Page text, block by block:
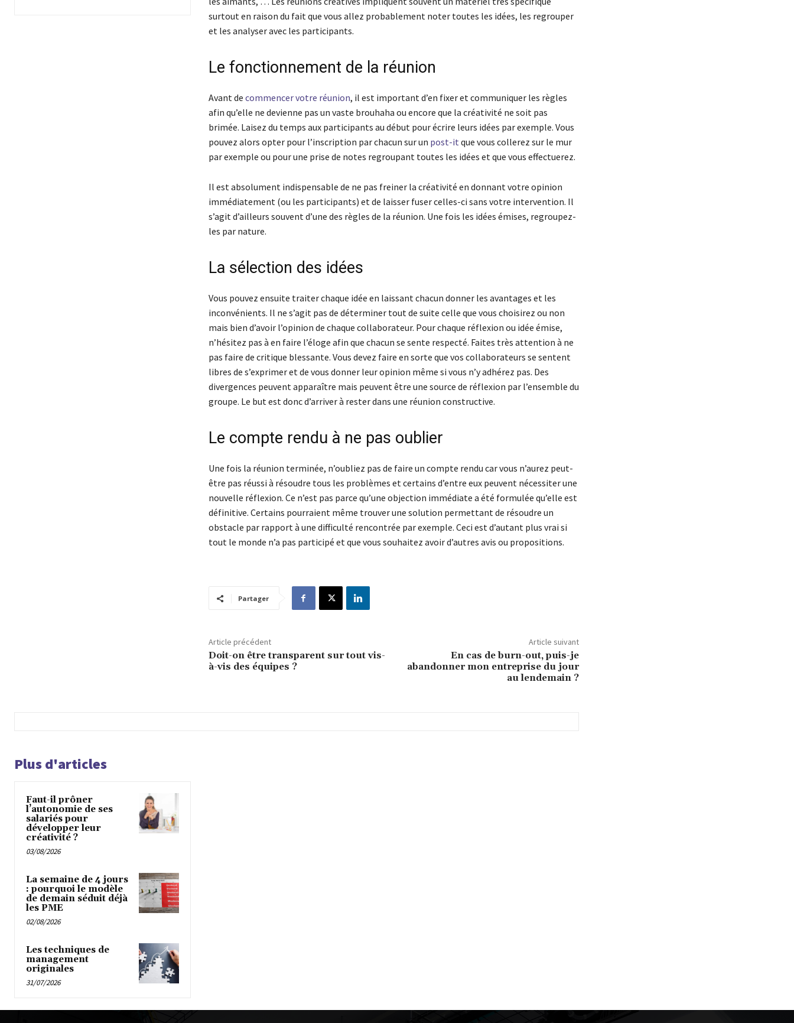
surtout en raison du fait que vous allez probablement noter toutes les idées, les regrouper
et les analyser avec les participants.
Le fonctionnement de la réunion
Avant de commencer votre réunion, il est important d’en fixer et communiquer les règles
afin qu’elle ne devienne pas un vaste brouhaha ou encore que la créativité ne soit pas
brimée. Laisez du temps aux participants au début pour écrire leurs idées par exemple. Vous
pouvez alors opter pour l’inscription par chacun sur un post-it que vous collerez sur le mur
par exemple ou pour une prise de notes regroupant toutes les idées et que vous effectuerez.
Il est absolument indispensable de ne pas freiner la créativité en donnant votre opinion
immédiatement (ou les participants) et de laisser fuser celles-ci sans votre intervention. Il
s’agit d’ailleurs souvent d’une des règles de la réunion. Une fois les idées émises, regroupez-
les par nature.
La sélection des idées
Vous pouvez ensuite traiter chaque idée en laissant chacun donner les avantages et les
inconvénients. Il ne s’agit pas de déterminer tout de suite celle que vous choisirez ou non
mais bien d’avoir l’opinion de chaque collaborateur. Pour chaque réflexion ou idée émise,
n’hésitez pas à en faire l’éloge afin que chacun se sente respecté. Faites très attention à ne
pas faire de critique blessante. Vous devez faire en sorte que vos collaborateurs se sentent
libres de s’exprimer et de vous donner leur opinion même si vous n’y adhérez pas. Des
divergences peuvent apparaître mais peuvent être une source de réflexion par l’ensemble du
groupe. Le but est donc d’arriver à rester dans une réunion constructive.
Le compte rendu à ne pas oublier
Une fois la réunion terminée, n’oubliez pas de faire un compte rendu car vous n’aurez peut-
être pas réussi à résoudre tous les problèmes et certains d’entre eux peuvent nécessiter une
nouvelle réflexion. Ce n’est pas parce qu’une objection immédiate a été formulée qu’elle est
définitive. Certains pourraient même trouver une solution permettant de résoudre un
obstacle par rapport à une difficulté rencontrée par exemple. Ceci est d’autant plus vrai si
tout le monde n’a pas participé et que vous souhaitez avoir d’autres avis ou propositions.
Partager
Article précédent
Doit-on être transparent sur tout vis-
à-vis des équipes ?
Article suivant
En cas de burn-out, puis-je
abandonner mon entreprise du jour
au lendemain ?
Plus d'articles
Faut-il prôner
l’autonomie de ses
salariés pour
développer leur
créativité ?
03/08/2026
La semaine de 4 jours
: pourquoi le modèle
de demain séduit déjà
les PME
02/08/2026
Les techniques de
management
originales
31/07/2026